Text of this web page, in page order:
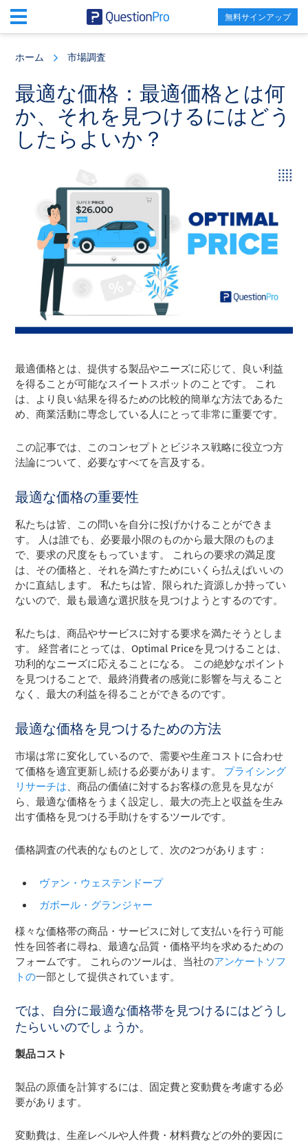
content
sidebar
無料サインアップ
ホーム 市場調査
最適な価格：最適価格とは何
か、それを見つけるにはどう
したらよいか？
最適価格とは、提供する製品やニーズに応じて、良い利益
を得ることが可能なスイートスポットのことです。 これ
は、より良い結果を得るための比較的簡単な方法であるた
め、商業活動に専念している人にとって非常に重要です。
この記事では、このコンセプトとビジネス戦略に役立つ方
法論について、必要なすべてを言及する。
最適な価格の重要性
私たちは皆、この問いを自分に投げかけることができま
す。 人は誰でも、必要最小限のものから最大限のものま
で、要求の尺度をもっています。 これらの要求の満足度
は、その価格と、それを満たすためにいくら払えばいいの
かに直結します。 私たちは皆、限られた資源しか持ってい
ないので、最も最適な選択肢を見つけようとするのです。
私たちは、商品やサービスに対する要求を満たそうとしま
す。 経営者にとっては、Optimal Priceを見つけることは、
功利的なニーズに応えることになる。 この絶妙なポイント
を見つけることで、最終消費者の感覚に影響を与えること
なく、最大の利益を得ることができるのです。
最適な価格を見つけるための方法
市場は常に変化しているので、需要や生産コストに合わせ
て価格を適宜更新し続ける必要があります。 プライシング
リサーチは、商品の価値に対するお客様の意見を見なが
ら、最適な価格をうまく設定し、最大の売上と収益を生み
出す価格を見つける手助けをするツールです。
価格調査の代表的なものとして、次の2つがあります：
ヴァン・ウェステンドープ
ガボール・グランジャー
様々な価格帯の商品・サービスに対して支払いを行う可能
性を回答者に尋ね、最適な品質・価格平均を求めるための
フォームです。 これらのツールは、当社のアンケートソフ
トの一部として提供されています。
では、自分に最適な価格帯を見つけるにはどうし
たらいいのでしょうか。
製品コスト
製品の原価を計算するには、固定費と変動費を考慮する必
要があります。
変動費は、生産レベルや人件費・材料費などの外的要因に